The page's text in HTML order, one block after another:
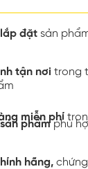
đặt sản
tận nơi trong
miễn phí
phẩmphù
hãng,